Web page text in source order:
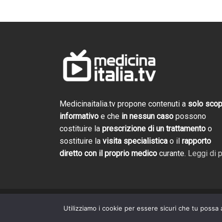
Medicinaitalia.tv propone contenuti a solo
informativo e che in nessun caso possono
costituire la prescrizione di un trattamento o
sostituire la visita specialistica o il rapporto
diretto con il proprio medico curante. Leggi di
Cosmofarma
2 settimane ago
Cosmofarma
e novità. Torna il
Medicina Italia TV
4 settimane ago
Utilizziamo i cookie per essere sicuri che tu